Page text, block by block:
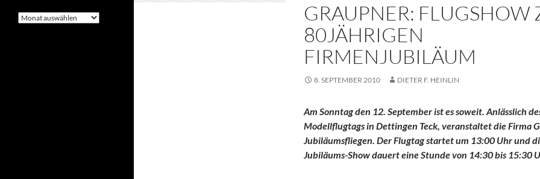
GRAUPNER: FLUGSHOW
80JÄHRIGEN
FIRMENJUBILÄUM
8. SEPTEMBER 2010 DIETER F. HEINLIN
Am Sonntag den 12. September ist es soweit. Anlässlich
Modellflugtags in Dettingen Teck, veranstaltet die Firma
Jubiläumsfliegen. Der Flugtag startet um 13:00 Uhr und
Jubiläums-Show dauert eine Stunde von 14:30 bis 15:30
Archiv